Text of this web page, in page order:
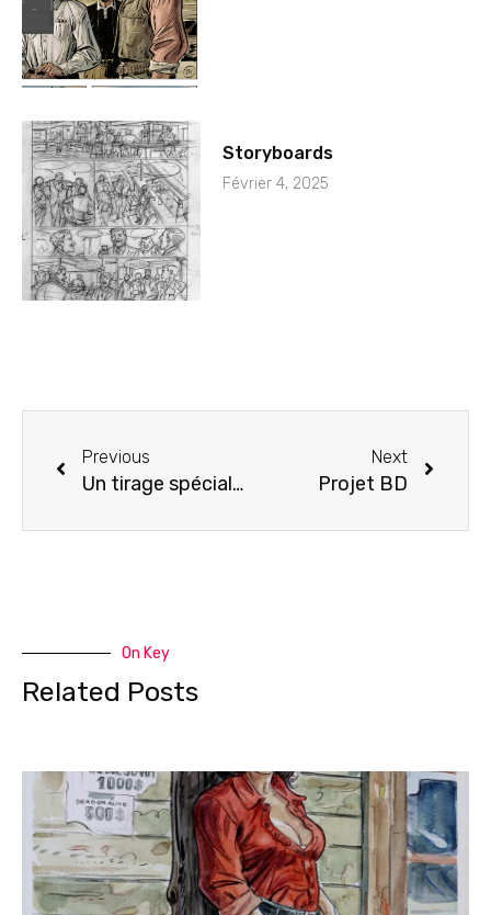
Storyboards
Février 4, 2025
Previous
Un tirage spécial de Wild West tome 5 se prépare.
Next
Projet BD
On Key
Related Posts